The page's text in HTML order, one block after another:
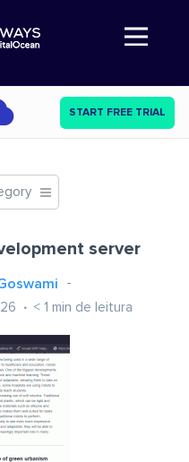
Abre a navegação
START FREE TRIAL
server
< 1 min de leitura